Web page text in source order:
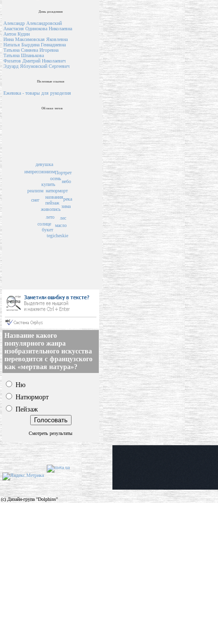
День рождения
Александр Александровский
Анастасия Одинокова Николаевна
Антон Кудин
Инна Максимовская Яковлевна
Наталья Бырдина Геннадиевна
Татьяна Синяева Игоревна
Татьяна Шпанькова
Филатов Дмитрий Николаевич
Эдуард Яблуновский Сергеевич
Полезные ссылки
Ежевика - товары для рукоделия
Облако тегов
пейзаж
названия
живопись
лето
натюрморт
купить
солнце
лес
зима
осень
букет
масло
река
снег
tegicheskie
реализм
небо
импрессионизмПортрет
девушка
Название какого
популярного жанра
изобразительного искусства
переводится с французского
как «мертвая натура»?
Ню
Натюрморт
Пейзаж
Смотреть результаты
(c) Дизайн-група "Dolphins"